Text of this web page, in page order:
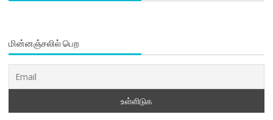
மின்னஞ்சலில் பெற